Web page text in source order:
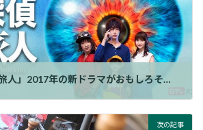
「視覚探偵 日暮旅人」2017年の新ドラマがおもしろそう！？
次の記事